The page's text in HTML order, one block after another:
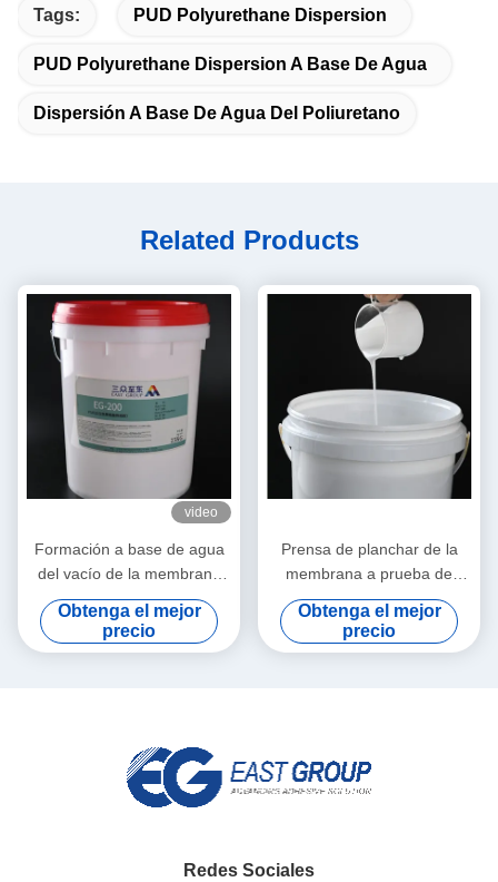
Tags: PUD Polyurethane Dispersion
PUD Polyurethane Dispersion A Base De Agua
Dispersión A Base De Agua Del Poliuretano
Related Products
video
Formación a base de agua
del vacío de la membrana
3D del PVC de PUD
Polyurethane Dispersion del
pegamento de madera
Obtenga el mejor
precio
Prensa de planchar de la
membrana a prueba de
calor de PUD Polyurethane
Dispersion For Vacuum
Obtenga el mejor
precio
Redes Sociales